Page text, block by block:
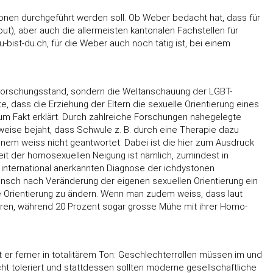
durchgeführt werden soll. Ob Weber bedacht hat, dass für
aber auch die allermeisten kantonalen Fachstellen für
bist-du.ch, für die Weber auch noch tätig ist, bei einem
sondern die Weltanschauung der LGBT-
dass die Erziehung der Eltern die sexuelle Orientierung eines
Fakt erklärt. Durch zahlreiche Forschungen nahegelegte
bejaht, dass Schwule z. B. durch eine Therapie dazu
weiss nicht geantwortet. Dabei ist die hier zum Ausdruck
der homosexuellen Neigung ist nämlich, zumindest in
anerkannten Diagnose der ichdystonen
nach Veränderung der eigenen sexuellen Orientierung ein
zu ändern. Wenn man zudem weiss, dass laut
während 20 Prozent sogar grosse Mühe mit ihrer Homo-
ferner in totalitärem Ton: Geschlechterrollen müssen im und
toleriert und stattdessen sollten moderne gesellschaftliche